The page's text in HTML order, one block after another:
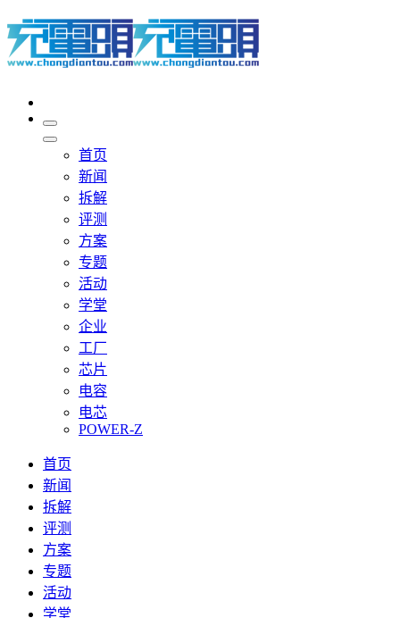
首页
新闻
拆解
评测
方案
专题
活动
学堂
企业
工厂
芯片
电容
电芯
POWER-Z
首页
新闻
拆解
评测
方案
专题
活动
学堂